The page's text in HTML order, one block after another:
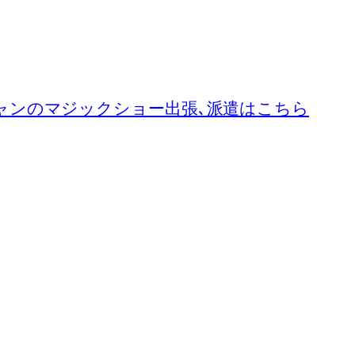
ンのマジックショー出張､派遣はこちら